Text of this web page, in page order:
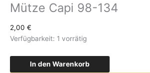
Mütze Capi 98-134
2,00 €
Verfügbarkeit: 1 vorrätig
In den Warenkorb